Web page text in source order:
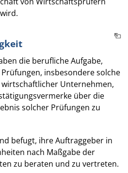
die berufliche Aufgabe,
insbesondere solche
wirtschaftlicher Unternehmen,
über die
solcher Prüfungen zu
befugt, ihre Auftraggeber in
nach Maßgabe der
zu beraten und zu vertreten.